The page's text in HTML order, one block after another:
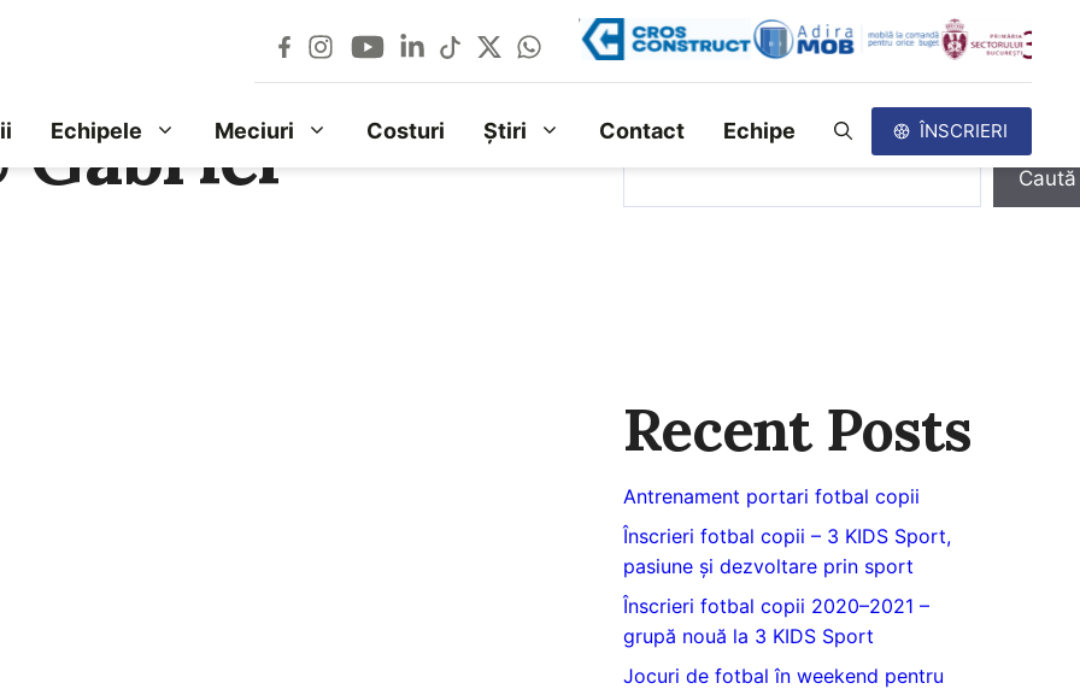
Echipele Meciuri Costuri Știri Contact Echipe ÎNSCRIERI
Gabriel-
Caută
Caută
Recent Posts
Antrenament portari fotbal copii
Înscrieri fotbal copii – 3 KIDS Sport,
pasiune și dezvoltare prin sport
Înscrieri fotbal copii 2020–2021 –
grupă nouă la 3 KIDS Sport
Jocuri de fotbal în weekend pentru